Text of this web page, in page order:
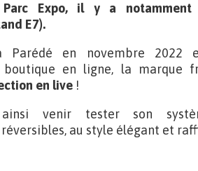
Expo, il y a
E7).
Parédé en novembre 2022
boutique en ligne, la marque
en live !
ainsi venir tester son
au style élégant et